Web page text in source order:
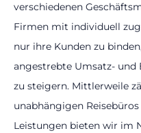
verschiedenen
Firmen mit individuell
nur ihre Kunden zu
angestrebte Umsatz- und
zu steigern. Mittlerweile
unabhängigen
Leistungen bieten wir im